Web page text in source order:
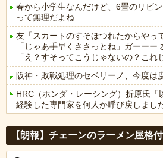
春から小学生なんだけど、6畳のリビ
って無理だよね
友「スカートのすそほつれたからやっ
「じゃあ手早くささっとね」ガーー
「え？すそってこうじゃないの？これ
阪神・敗戦処理のセベリーノ、今度は
HRC（ホンダ・レーシング）折原氏「
経験した専門家を何人か呼び戻しました
【朗報】チェーンのラーメン屋格